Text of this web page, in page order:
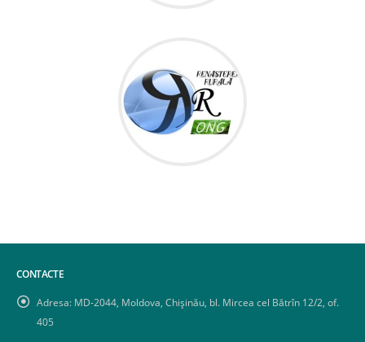
CONTACTE
Adresa: MD-2044, Moldova, Chișinău, bl. Mircea cel Bătrîn 12/2, of.
405